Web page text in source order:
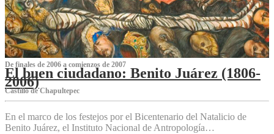
De finales de 2006 a comienzos de 2007
El buen ciudadano: Benito Juárez (1806-
2006)
Castillo de Chapultepec
En el marco de los festejos por el Bicentenario del Natalicio de
Benito Juárez, el Instituto Nacional de Antropología…